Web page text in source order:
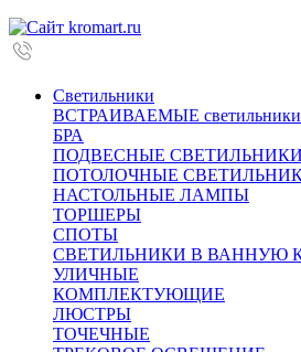
Светильники
ВСТРАИВАЕМЫЕ светильники
БРА
ПОДВЕСНЫЕ СВЕТИЛЬНИКИ
ПОТОЛОЧНЫЕ
НАСТОЛЬНЫЕ ЛАМПЫ
ТОРШЕРЫ
СПОТЫ
СВЕТИЛЬНИКИ В ВАННУЮ
УЛИЧНЫЕ
КОМПЛЕКТУЮЩИЕ
ЛЮСТРЫ
ТОЧЕЧНЫЕ